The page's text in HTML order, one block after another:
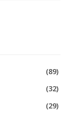
(89)
(32)
(29)